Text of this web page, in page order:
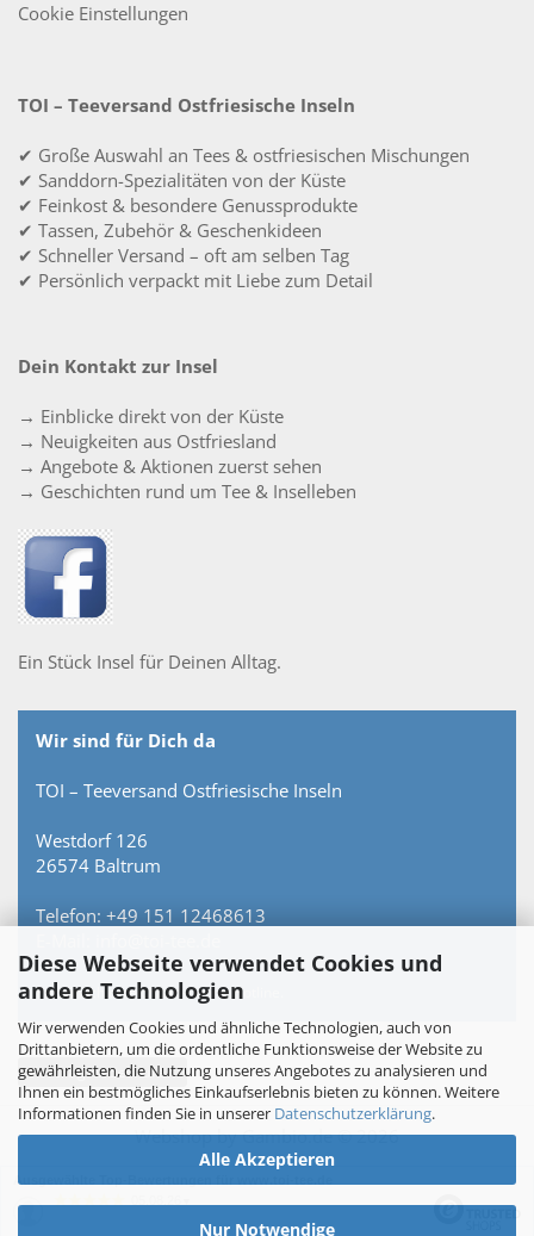
Diese Webseite verwendet Cookies und
andere Technologien
Wir verwenden Cookies und ähnliche Technologien, auch von
Drittanbietern, um die ordentliche Funktionsweise der Website zu
gewährleisten, die Nutzung unseres Angebotes zu analysieren und
Ihnen ein bestmögliches Einkaufserlebnis bieten zu können. Weitere
Informationen finden Sie in unserer Datenschutzerklärung.
Alle Akzeptieren
Nur Notwendige
Cookie Einstellungen
TOI – Teeversand Ostfriesische Inseln
✔ Große Auswahl an Tees & ostfriesischen Mischungen
✔ Sanddorn-Spezialitäten von der Küste
✔ Feinkost & besondere Genussprodukte
✔ Tassen, Zubehör & Geschenkideen
✔ Schneller Versand – oft am selben Tag
✔ Persönlich verpackt mit Liebe zum Detail
Dein Kontakt zur Insel
→ Einblicke direkt von der Küste
→ Neuigkeiten aus Ostfriesland
→ Angebote & Aktionen zuerst sehen
→ Geschichten rund um Tee & Inselleben
Ein Stück Insel für Deinen Alltag.
Wir sind für Dich da
TOI – Teeversand Ostfriesische Inseln
Westdorf 126
26574 Baltrum
Telefon: +49 151 12468613
Persönlich erreichbar – keine Hotline.
Vertrag widerrufen
Webshopby Gambio.de © 2026
Ausgewählte Top-Bewertungen für www.toi-tee.de